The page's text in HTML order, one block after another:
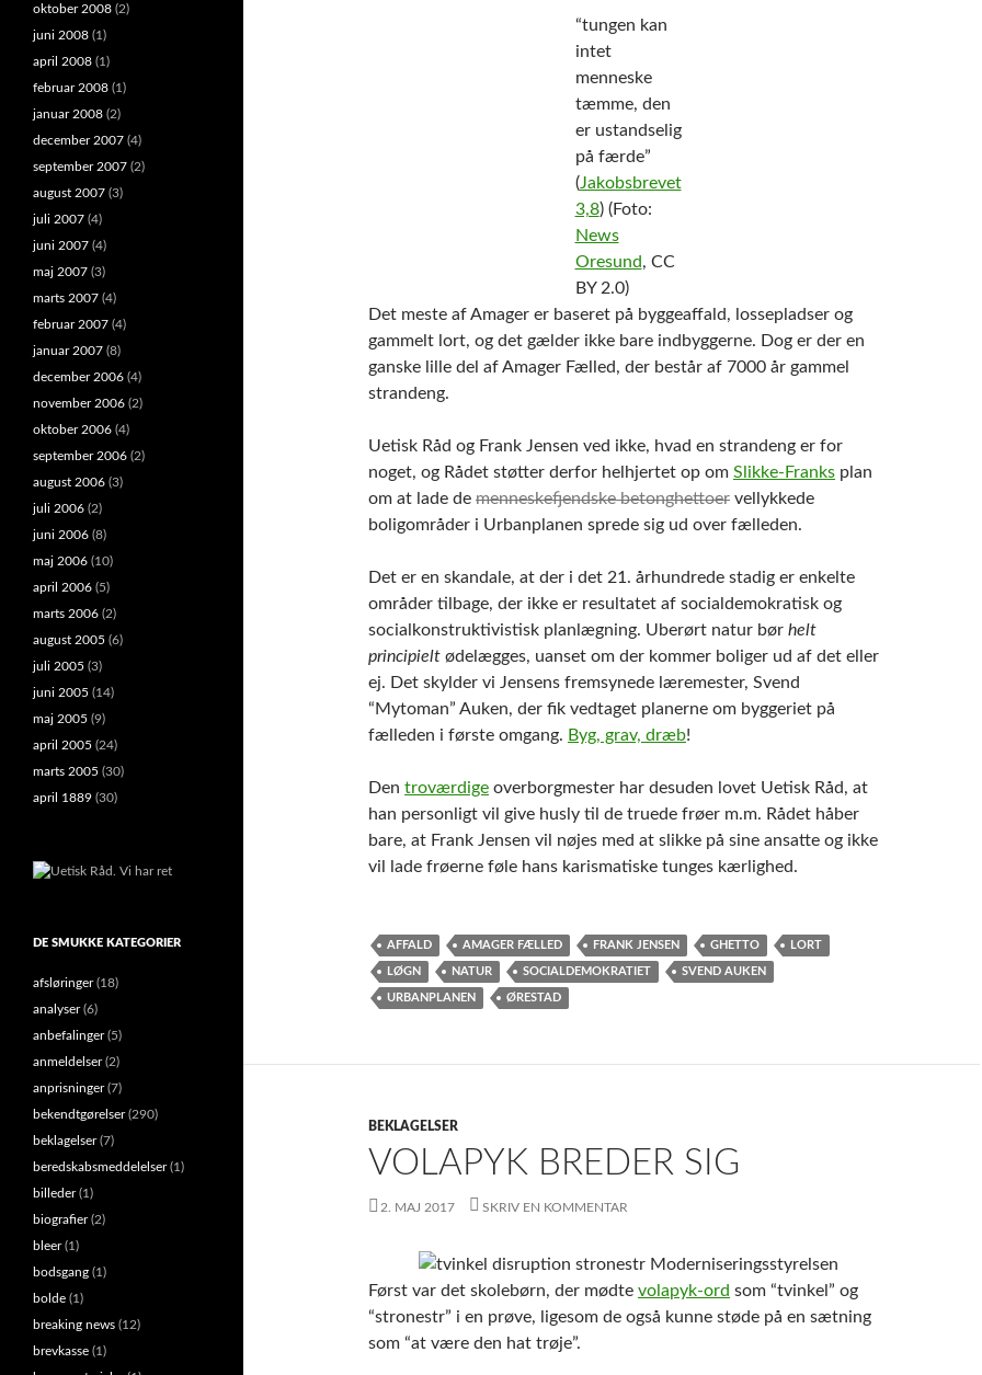
“tungen kan
intet
menneske
tæmme, den
er ustandselig
på færde”
(Jakobsbrevet
3,8) (Foto:
News
Oresund, CC
BY 2.0)
Det meste af Amager er baseret på byggeaffald, lossepladser og
gammelt lort, og det gælder ikke bare indbyggerne. Dog er der en
ganske lille del af Amager Fælled, der består af 7000 år gammel
strandeng.
Uetisk Råd og Frank Jensen ved ikke, hvad en strandeng er for
noget, og Rådet støtter derfor helhjertet op om Slikke-Franks plan
om at lade de menneskefjendske betonghettoer vellykkede
boligområder i Urbanplanen sprede sig ud over fælleden.
Det er en skandale, at der i det 21. århundrede stadig er enkelte
områder tilbage, der ikke er resultatet af socialdemokratisk og
socialkonstruktivistisk planlægning. Uberørt natur bør helt
principielt ødelægges, uanset om der kommer boliger ud af det eller
ej. Det skylder vi Jensens fremsynede læremester, Svend
“Mytoman” Auken, der fik vedtaget planerne om byggeriet på
fælleden i første omgang. Byg, grav, dræb!
Den troværdige overborgmester har desuden lovet Uetisk Råd, at
han personligt vil give husly til de truede frøer m.m. Rådet håber
bare, at Frank Jensen vil nøjes med at slikke på sine ansatte og ikke
vil lade frøerne føle hans karismatiske tunges kærlighed.
AFFALD AMAGER FÆLLED FRANK JENSEN GHETTO LORT
LØGN NATUR SOCIALDEMOKRATIET SVEND AUKEN
URBANPLANEN ØRESTAD
BEKLAGELSER
VOLAPYK BREDER SIG
2. MAJ 2017 SKRIV EN KOMMENTAR
Først var det skolebørn, der mødte volapyk-ord som “tvinkel” og
“stronestr” i en prøve, ligesom de også kunne støde på en sætning
som “at være den hat trøje”.
oktober 2008 (2)
juni 2008 (1)
april 2008 (1)
februar 2008 (1)
januar 2008 (2)
december 2007 (4)
september 2007 (2)
august 2007 (3)
juli 2007 (4)
juni 2007 (4)
maj 2007 (3)
marts 2007 (4)
februar 2007 (4)
januar 2007 (8)
december 2006 (4)
november 2006 (2)
oktober 2006 (4)
september 2006 (2)
august 2006 (3)
juli 2006 (2)
juni 2006 (8)
maj 2006 (10)
april 2006 (5)
marts 2006 (2)
august 2005 (6)
juli 2005 (3)
juni 2005 (14)
maj 2005 (9)
april 2005 (24)
marts 2005 (30)
april 1889 (30)
DE SMUKKE KATEGORIER
afsløringer(18)
analyser(6)
anbefalinger(5)
anmeldelser(2)
anprisninger(7)
bekendtgørelser(290)
beklagelser(7)
beredskabsmeddelelser(1)
billeder(1)
biografier(2)
bleer(1)
bodsgang (1)
bolde (1)
breaking news (12)
brevkasse (1)